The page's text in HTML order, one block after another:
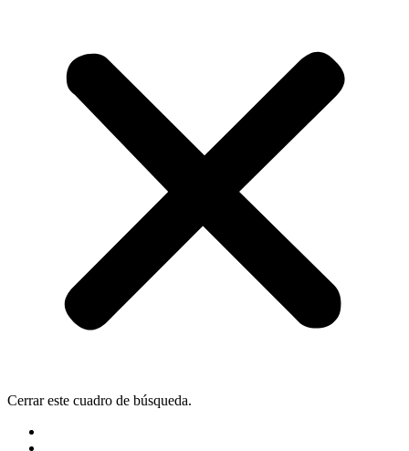
Cerrar este cuadro de búsqueda.